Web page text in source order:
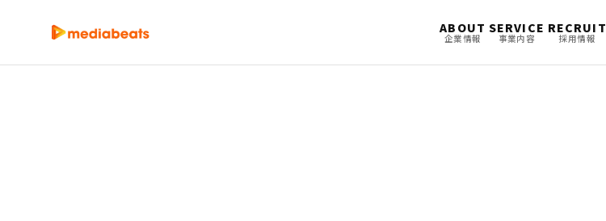
ABOUT
企業情報
SERVICE
事業内容
RECRUIT
採用情報